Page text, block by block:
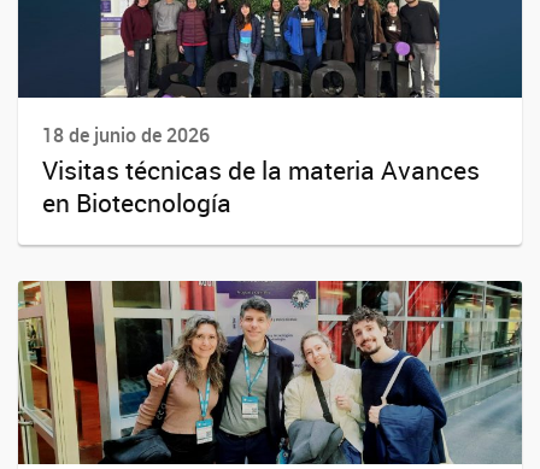
18 de junio de 2026
Visitas técnicas de la materia Avances
en Biotecnología